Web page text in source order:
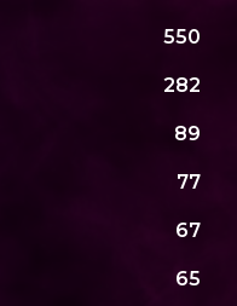
550
282
89
77
67
65